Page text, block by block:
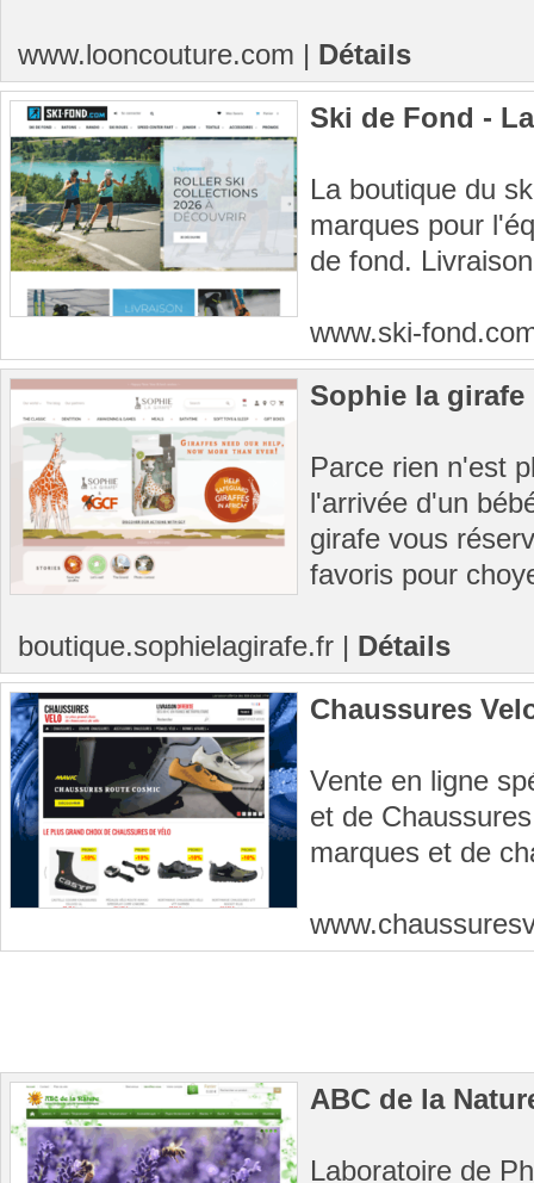
www.looncouture.com | Détails
Ski de Fond -
La boutique du
marques pour
de fond.
www.ski-
Sophie la
Parce rien n'est
l'arrivée d'un
girafe vous
favoris pour
boutique.sophielagirafe.fr | Détails
Chaussures
Vente en ligne
et de
marques et de
ABC de la
Laboratoire de